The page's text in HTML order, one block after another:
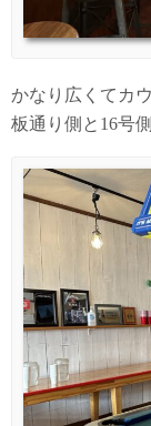
かなり広くてカ
板通り側と16号